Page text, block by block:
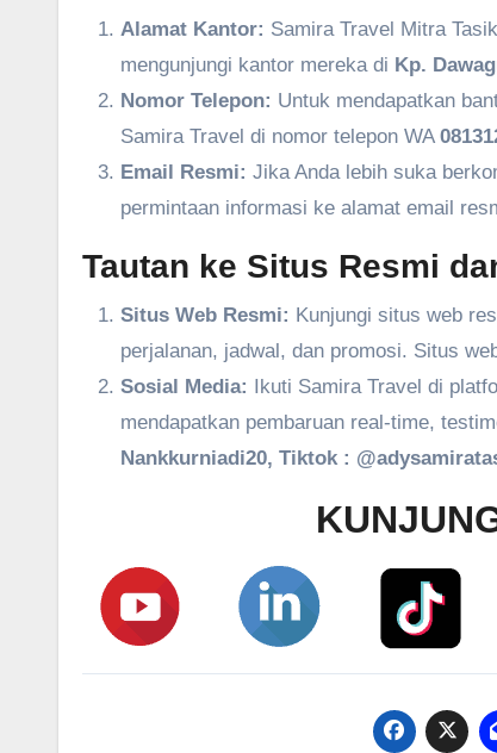
Alamat Kantor: Samira Travel Mitra
mengunjungi kantor mereka di Kp.
Nomor Telepon: Untuk mendapatkan
Samira Travel di nomor telepon WA
Email Resmi: Jika Anda lebih suka
permintaan informasi ke alamat email
Tautan ke Situs Resmi
Situs Web Resmi: Kunjungi situs web
perjalanan, jadwal, dan promosi. Situs
Sosial Media: Ikuti Samira Travel di
mendapatkan pembaruan real-time,
Nankkurniadi20, Tiktok :